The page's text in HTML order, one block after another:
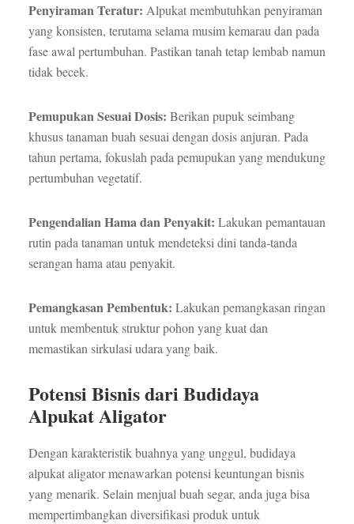
Penyiraman Teratur: Alpukat membutuhkan penyiraman
yang konsisten, terutama selama musim kemarau dan pada
fase awal pertumbuhan. Pastikan tanah tetap lembab namun
tidak becek.
Pemupukan Sesuai Dosis: Berikan pupuk seimbang
khusus tanaman buah sesuai dengan dosis anjuran. Pada
tahun pertama, fokuslah pada pemupukan yang mendukung
pertumbuhan vegetatif.
Pengendalian Hama dan Penyakit: Lakukan pemantauan
rutin pada tanaman untuk mendeteksi dini tanda-tanda
serangan hama atau penyakit.
Pemangkasan Pembentuk: Lakukan pemangkasan ringan
untuk membentuk struktur pohon yang kuat dan
memastikan sirkulasi udara yang baik.
Potensi Bisnis dari Budidaya
Alpukat Aligator
Dengan karakteristik buahnya yang unggul, budidaya
alpukat aligator menawarkan potensi keuntungan bisnis
yang menarik. Selain menjual buah segar, anda juga bisa
mempertimbangkan diversifikasi produk untuk